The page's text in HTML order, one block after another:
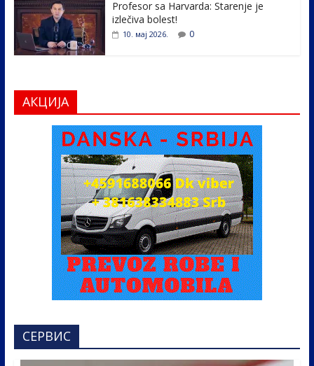
Profesor sa Harvarda: Starenje je
izlečiva bolest!
10. мај 2026. 0
АКЦИЈА
СЕРВИС